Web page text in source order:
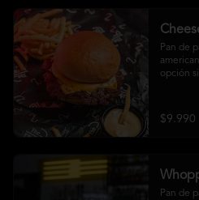
Pan de
opción
$9.990
Pan de